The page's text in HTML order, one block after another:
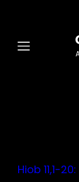
Hiob 11,1-